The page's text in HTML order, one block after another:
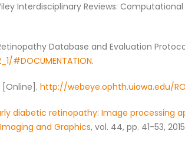
Interdisciplinary Reviews:
Database and Evaluation
#DOCUMENTATION.
[Online]. http://webeye.ophth.uiowa.edu/
diabetic retinopathy: Image processing
and Graphics, vol. 44, pp. 41-53, 2015